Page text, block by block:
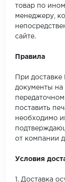
товар по
менеджеру,
сайте.
Правила
При
документы на
поставить
необходимо
от компании
Условия
1. Доставка